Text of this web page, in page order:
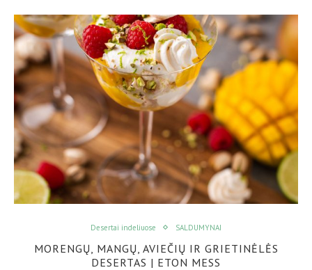
Desertai indeliuose SALDUMYNAI
MORENGŲ, MANGŲ, AVIEČIŲ IR GRIETINĖLĖS
DESERTAS | ETON MESS